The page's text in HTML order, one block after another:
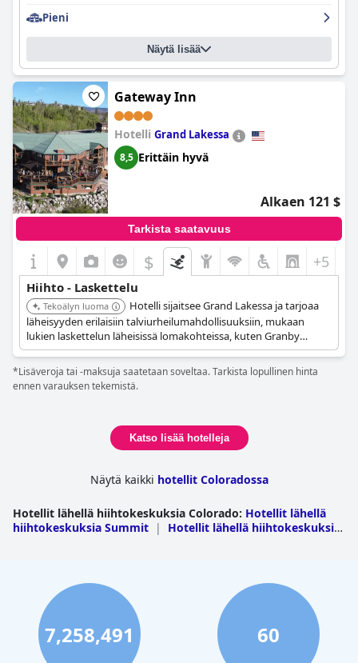
Pieni
Näytä lisää
Gateway Inn
Hotelli Grand Lakessa
8,5 Erittäin hyvä
Alkaen 121 $
Tarkista saatavuus
$ +5
Hiihto - Laskettelu
Tekoälyn luoma
Hotelli sijaitsee Grand Lakessa ja tarjoaa
läheisyyden erilaisiin talviurheilumahdollisuuksiin, mukaan
lukien laskettelun läheisissä lomakohteissa, kuten Granby
Ranchissa ja Winter Park Resortissa. Grand Lake tarjoaa pääsyn
murtomaahiihtoon, lumikenkäilyyn ja moottorikelkkailuun.
*Lisäveroja tai -maksuja saatetaan soveltaa. Tarkista lopullinen hinta
ennen varauksen tekemistä.
Katso lisää hotelleja
Näytä kaikki hotellit Coloradossa
Hotellit lähellä hiihtokeskuksia Colorado: Hotellit lähellä
hiihtokeskuksia Summit |
Hotellit lähellä hiihtokeskuksia
San Miguel | Hotellit lähellä hiihtokeskuksia La
|
Hotellit lähellä hiihtokeskuksia
Gunnison
Hotellit lähellä hiihtokeskuksia
Lake | Hotellit lähellä hiihtokeskuksia Garfield
Hotellit
lähellä hiihtokeskuksia Gilpin
Hotellit lähellä
hiihtokeskuksia Rio Grande
Hotellit lähellä
7,258,491 60